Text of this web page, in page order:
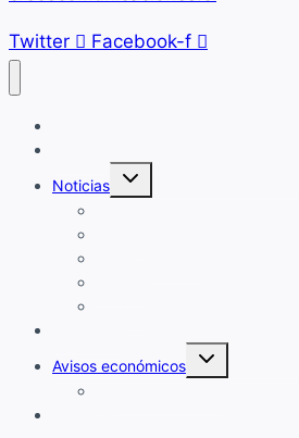
Twitter Facebook-f
Noticias
Alternar
menú
Avisos económicos
Alternar
menú